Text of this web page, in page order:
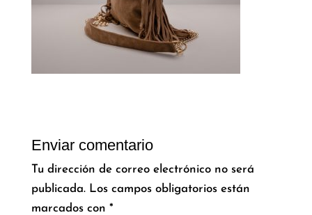
Enviar comentario
Tu dirección de correo electrónico no será
publicada. Los campos obligatorios están
marcados con *